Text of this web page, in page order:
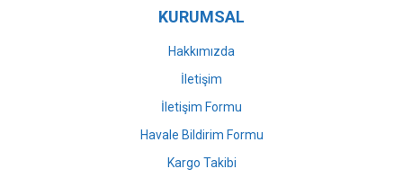
Ürün fiyatı diğer sitelerden daha pahalı.
Gönder
KURUMSAL
Hakkımızda
İletişim
İletişim Formu
Havale Bildirim Formu
Kargo Takibi